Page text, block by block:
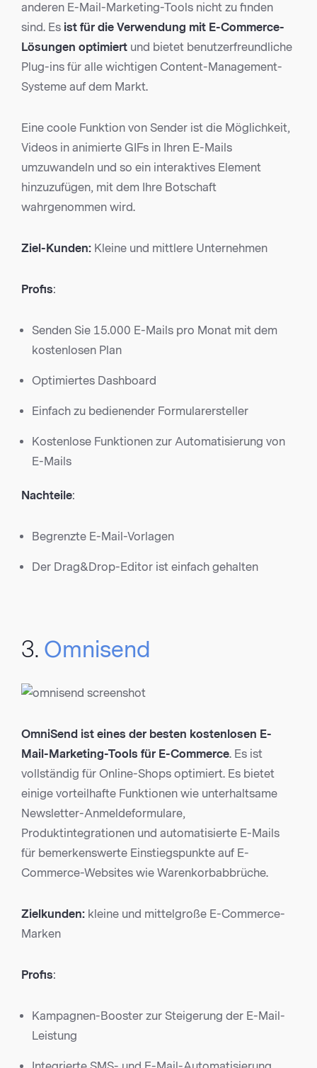
anderen E-Mail-Marketing-Tools nicht zu finden
sind. Es ist für die Verwendung mit E-Commerce-
Lösungen optimiert und bietet benutzerfreundliche
Plug-ins für alle wichtigen Content-Management-
Systeme auf dem Markt.
Eine coole Funktion von Sender ist die Möglichkeit,
Videos in animierte GIFs in Ihren E-Mails
umzuwandeln und so ein interaktives Element
hinzuzufügen, mit dem Ihre Botschaft
wahrgenommen wird.
Ziel-Kunden: Kleine und mittlere Unternehmen
Profis:
Senden Sie 15.000 E-Mails pro Monat mit dem
kostenlosen Plan
Optimiertes Dashboard
Einfach zu bedienender Formularersteller
Kostenlose Funktionen zur Automatisierung von
E-Mails
Nachteile:
Begrenzte E-Mail-Vorlagen
Der Drag&Drop-Editor ist einfach gehalten
3. Omnisend
OmniSend ist eines der besten kostenlosen E-
Mail-Marketing-Tools für E-Commerce. Es ist
vollständig für Online-Shops optimiert. Es bietet
einige vorteilhafte Funktionen wie unterhaltsame
Newsletter-Anmeldeformulare,
Produktintegrationen und automatisierte E-Mails
für bemerkenswerte Einstiegspunkte auf E-
Commerce-Websites wie Warenkorbabbrüche.
Zielkunden: kleine und mittelgroße E-Commerce-
Marken
Profis:
Kampagnen-Booster zur Steigerung der E-Mail-
Leistung